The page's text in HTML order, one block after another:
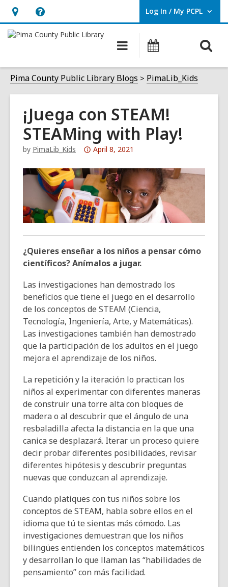
Hours
&
opens
an
overlay
Help,
opens
overlay
Log In / My PCPL
User Log In / My PCPL.
Main
navigation
Pima County Public Library Blogs PimaLib_Kids
¡Juega con STEAM!
STEAMing with Play!
by PimaLib_Kids
Attention:
post
is
over
3
years
old
and
the
information
may
be
out
of
date.
April 8, 2021
¿Quieres enseñar a los niños a pensar cómo
científicos? Anímalos a jugar.
Las investigaciones han demostrado los
beneficios que tiene el juego en el desarrollo
de los conceptos de STEAM (Ciencia,
Tecnología, Ingeniería, Arte, y Matemáticas).
Las investigaciones también han demostrado
que la participación de los adultos en el juego
mejora el aprendizaje de los niños.
La repetición y la iteración lo practican los
niños al experimentar con diferentes maneras
de construir una torre alta con bloques de
madera o al descubrir que el ángulo de una
resbaladilla afecta la distancia en la que una
canica se desplazará. Iterar un proceso quiere
decir probar diferentes posibilidades, revisar
diferentes hipótesis y descubrir preguntas
nuevas que conduzcan al aprendizaje.
Cuando platiques con tus niños sobre los
conceptos de STEAM, habla sobre ellos en el
idioma que tú te sientas más cómodo. Las
investigaciones demuestran que los niños
bilingües entienden los conceptos matemáticos
y desarrollan lo que llaman las “habilidades de
pensamiento” con más facilidad.